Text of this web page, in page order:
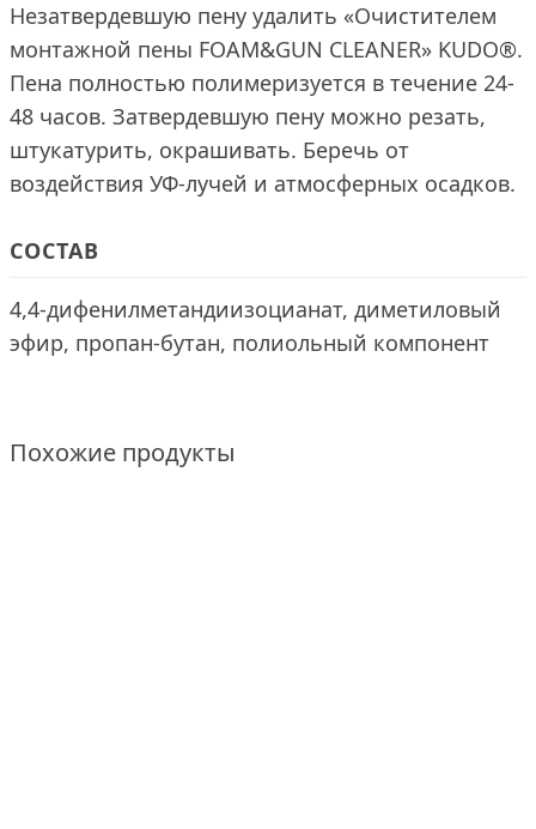
Незатвердевшую пену удалить «Очистителем
монтажной пены FOAM&GUN CLEANER» KUDO®.
Пена полностью полимеризуется в течение 24-
48 часов. Затвердевшую пену можно резать,
штукатурить, окрашивать. Беречь от
воздействия УФ-лучей и атмосферных осадков.
СОСТАВ
4,4-дифенилметандиизоцианат, диметиловый
эфир, пропан-бутан, полиольный компонент
Похожие продукты